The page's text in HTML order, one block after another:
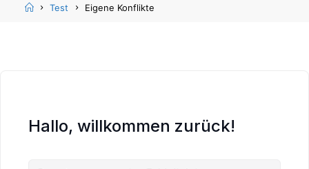
Home
Test Eigene Konflikte
Hallo, willkommen zurück!